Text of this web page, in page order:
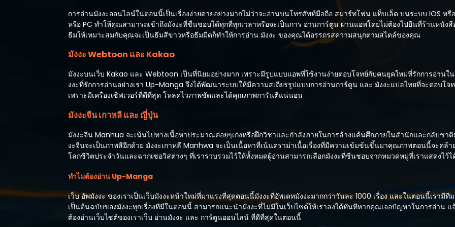
การอ่านมังงะออนไลน์ในตอนนี้เป็นเรื่องง่ายดายอย่างมากไม่ว่าจะอ่านบนโทรศัพท์มือถือ สมาร์ทโฟน แท็บเล็ต บนระบบ IOS ห
หรือ PC ทำให้คุณสามารถเข้าถึงมังงะที่ชื่นชอบได้ทุกที่ทุกเวลาหรือจะเป็นการ อ่านการ์ตูน ผ่านแอพโดยไม่ต้องไปยืนที่ร้านหนัง
ธีมให้เหมาะสมกับคุณจะเป็นธีมสีขาวหรือธีมมืดก็ทำให้การอ่าน มังงะ ของคุณได้อรรถรสความสนุกตามสไตล์ของคุณ
มังงะ Webtoon และ Kakao
มังงะบนเว็บ Kakao และ Webtoon เป็นที่นิยมอย่างมาก เพราะมีรูปแบบแอพที่ใช้งานง่ายตอบโจทย์กับคนยุคใหม่ที่รักการอ่า
งงะที่รักการอ่านอย่างเรา Up-Manga จึงได้พัฒนาระบบให้มีความสเถียรรูปแบบการอ่านการ์ตูน และ มังงะแปลไทยที่จะตอบโ
เพราะมีเครื่องเซิฟเวอร์ที่ดีที่สุด โหลดไวภาพชัดและได้คุณภาพการันตีแน่นอน
มังงะจีน เกาหลี และ ญี่ปุ่น
มังงะจีน Manhua จะเน้นไปทางเนื้อหาประมาณค่อยๆเก่งหรือฝึกวิชาและกำลังภายในการล้างแค้นศึกภายในสำนักและกลับช
งะจีนจะเป็นภาพสีอีกด้วย มังงะเกาหลี Manhwa จะเป็นเนื้อหาที่เน้นดราม่าเนื้อเรื่องที่มีความเข้มข้นขึ้นมาคุณภาพตอนนี้จะคล้
โลกชีวิตประจำวันและฉากเซอวิสต่างๆ ที่เรารวบรวมไว้ให้ทั้งหมดผู้อ่านสามารถเลือกมังงะที่ชืนชอบจากหมวดหมู่ที่เราแสดงไว้ไ
ทำไมต้องอ่าน Up-Manga
เว็บ อัพมังงะ ของเราเป็นเว็บมังงะหน้าใหม่ที่มาแรงที่สุดตอนนี้มังงะที่อัพเดทมังงะมากกว่าวันละ 1000 เรื่อง และในตอนนี้เรา
เป็นต้นฉบับของมังงะทุกเรื่องทีมีในตอนนี้ สามารถแนะนำมังงะที่ไม่มีในเว็บไซต์ให้เราลงได้ทันทีหากคุณเจอปัญหาในการอ่า
ต้องอ่านเว็บไซต์ของเราเว็บ อ่านมังงะ และ การ์ตูนออนไลน์ ที่ดีที่สุดในตอนนี้